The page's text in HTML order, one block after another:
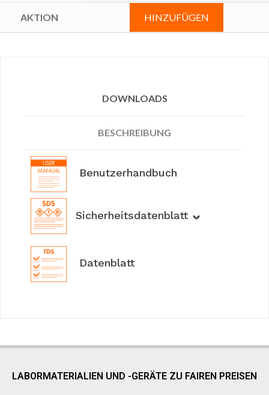
HINZUFÜGEN
DOWNLOADS
BESCHREIBUNG
Benutzerhandbuch
Sicherheitsdatenblatt
Datenblatt
LABORMATERIALIEN UND -GERÄTE ZU FAIREN PREISEN